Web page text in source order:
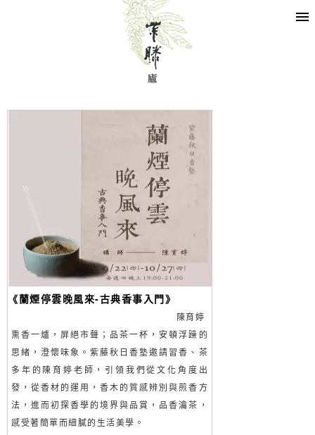
《蘭煙停雲晚風來-古典香事入門》
陳育婷
熏香一爐，屏絕市聲；品茶一杯，安頓浮躁的
思緒，澄懷味象。紫藤秋日香塾邀請習香、茶
多年的陳育婷老師，引領我們從文化角度出
發，從香材的運用，香木的質感辨別與煎香方
法，進而初探香學的境界與品賞，品香瀹茶，
感受著簡單而細膩的生活美學。